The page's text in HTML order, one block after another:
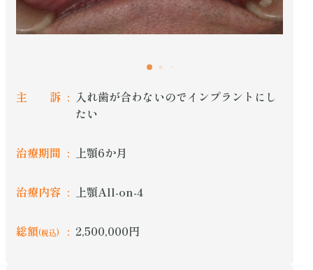
主 訴
入れ歯が合わないのでインプラントにし
たい
治療期間 上顎6か月
治療内容 上顎All-on-4
総額(税込) 2,500,000円